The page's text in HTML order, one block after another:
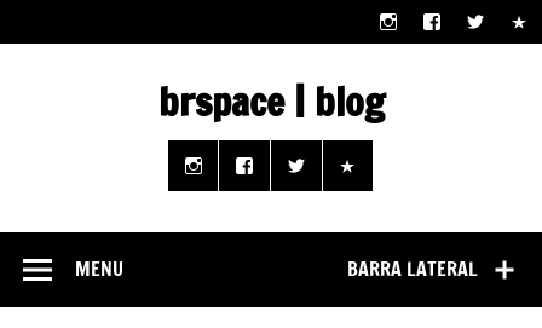
content
brspace | blog
Descubra como a tecnologia pode melhorar sua vida |
Junte-se a nós rumo a um futuro em que o útil e prático
estão ao seu alcance!
BARRA LATERAL
MENU